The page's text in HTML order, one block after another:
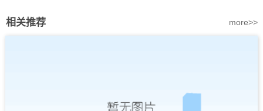
相关推荐 more>>